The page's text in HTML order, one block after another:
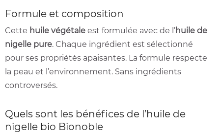
Formule et composition
Cette huile végétale est formulée avec de l’huile de
nigelle pure. Chaque ingrédient est sélectionné
pour ses propriétés apaisantes. La formule respecte
la peau et l’environnement. Sans ingrédients
controversés.
Quels sont les bénéfices de l’huile de
nigelle bio Bionoble